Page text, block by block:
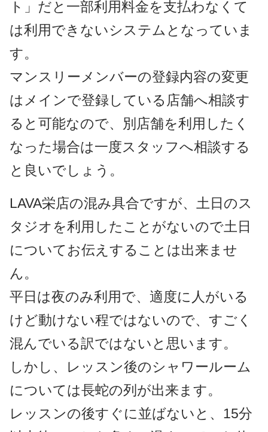
ト」だと一部利用料金を支払わなくて
は利用できないシステムとなっていま
す。
マンスリーメンバーの登録内容の変更
はメインで登録している店舗へ相談す
ると可能なので、別店舗を利用したく
なった場合は一度スタッフへ相談する
と良いでしょう。
LAVA栄店の混み具合ですが、土日のス
タジオを利用したことがないので土日
についてお伝えすることは出来ませ
ん。
平日は夜のみ利用で、適度に人がいる
けど動けない程ではないので、すごく
混んでいる訳ではないと思います。
しかし、レッスン後のシャワールーム
については長蛇の列が出来ます。
レッスンの後すぐに並ばないと、15分